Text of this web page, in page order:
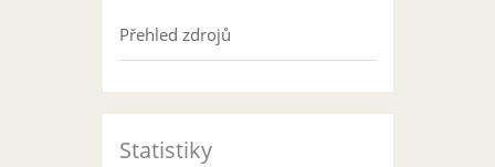
Přehled zdrojů
Statistiky